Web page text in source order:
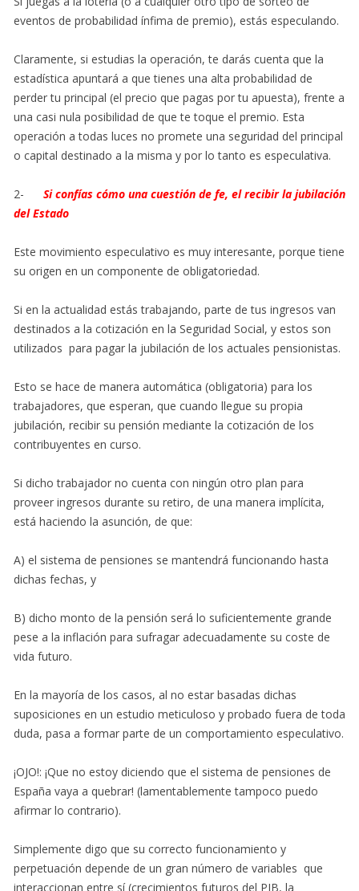
eventos de probabilidad ínfima de premio), estás especulando.
Claramente, si estudias la operación, te darás cuenta que la
estadística apuntará a que tienes una alta probabilidad de
perder tu principal (el precio que pagas por tu apuesta), frente a
una casi nula posibilidad de que te toque el premio. Esta
operación a todas luces no promete una seguridad del principal
o capital destinado a la misma y por lo tanto es especulativa.
2- Si confías cómo una cuestión de fe, el recibir la jubilación
del Estado
Este movimiento especulativo es muy interesante, porque tiene
su origen en un componente de obligatoriedad.
Si en la actualidad estás trabajando, parte de tus ingresos van
destinados a la cotización en la Seguridad Social, y estos son
utilizados para pagar la jubilación de los actuales pensionistas.
Esto se hace de manera automática (obligatoria) para los
trabajadores, que esperan, que cuando llegue su propia
jubilación, recibir su pensión mediante la cotización de los
contribuyentes en curso.
Si dicho trabajador no cuenta con ningún otro plan para
proveer ingresos durante su retiro, de una manera implícita,
está haciendo la asunción, de que:
A) el sistema de pensiones se mantendrá funcionando hasta
dichas fechas, y
B) dicho monto de la pensión será lo suficientemente grande
pese a la inflación para sufragar adecuadamente su coste de
vida futuro.
En la mayoría de los casos, al no estar basadas dichas
suposiciones en un estudio meticuloso y probado fuera de toda
duda, pasa a formar parte de un comportamiento especulativo.
¡OJO!: ¡Que no estoy diciendo que el sistema de pensiones de
España vaya a quebrar! (lamentablemente tampoco puedo
afirmar lo contrario).
Simplemente digo que su correcto funcionamiento y
perpetuación depende de un gran número de variables que
interaccionan entre sí (crecimientos futuros del PIB, la